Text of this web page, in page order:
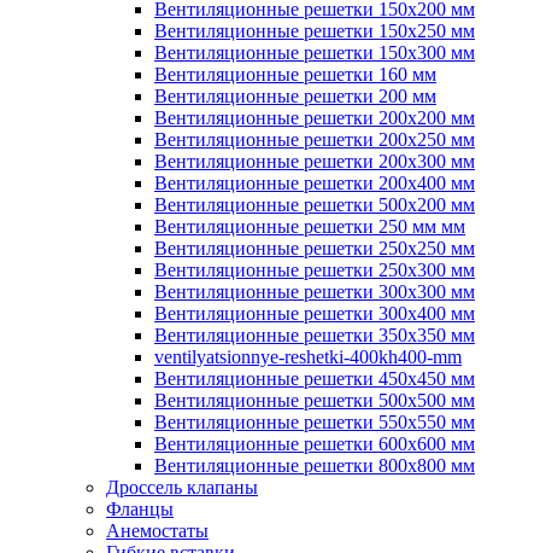
Вентиляционные решетки 150х200 мм
Вентиляционные решетки 150х250 мм
Вентиляционные решетки 150х300 мм
Вентиляционные решетки 160 мм
Вентиляционные решетки 200 мм
Вентиляционные решетки 200х200 мм
Вентиляционные решетки 200х250 мм
Вентиляционные решетки 200х300 мм
Вентиляционные решетки 200х400 мм
Вентиляционные решетки 500х200 мм
Вентиляционные решетки 250 мм мм
Вентиляционные решетки 250х250 мм
Вентиляционные решетки 250х300 мм
Вентиляционные решетки 300х300 мм
Вентиляционные решетки 300х400 мм
Вентиляционные решетки 350х350 мм
ventilyatsionnye-reshetki-400kh400-mm
Вентиляционные решетки 450х450 мм
Вентиляционные решетки 500х500 мм
Вентиляционные решетки 550х550 мм
Вентиляционные решетки 600х600 мм
Вентиляционные решетки 800х800 мм
Дроссель клапаны
Фланцы
Анемостаты